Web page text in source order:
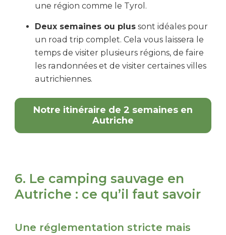
une région comme le Tyrol.
Deux semaines ou plus sont idéales pour
un road trip complet. Cela vous laissera le
temps de visiter plusieurs régions, de faire
les randonnées et de visiter certaines villes
autrichiennes.
Notre itinéraire de 2 semaines en
Autriche
6. Le camping sauvage en
Autriche : ce qu’il faut savoir
Une réglementation stricte mais